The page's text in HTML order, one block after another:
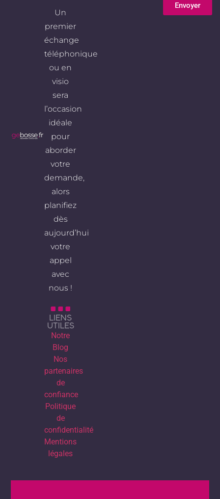
Un
premier
échange
téléphonique
ou en
visio
sera
l’occasion
idéale
pour
aborder
votre
demande,
alors
planifiez
dès
aujourd’hui
votre
appel
avec
nous !
LIENS
UTILES
Notre
Blog
Nos
partenaires
de
confiance
Politique
de
confidentialité
Mentions
légales
Envoyer